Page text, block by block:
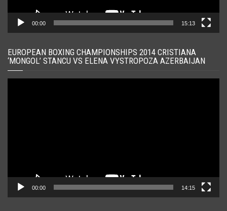
00:00 15:13
EUROPEAN BOXING CHAMPIONSHIPS 2014 CRISTIANA
‘MONGOL’ STANCU VS ELENA VYSTROPOZA AZERBAIJAN
00:00 14:15